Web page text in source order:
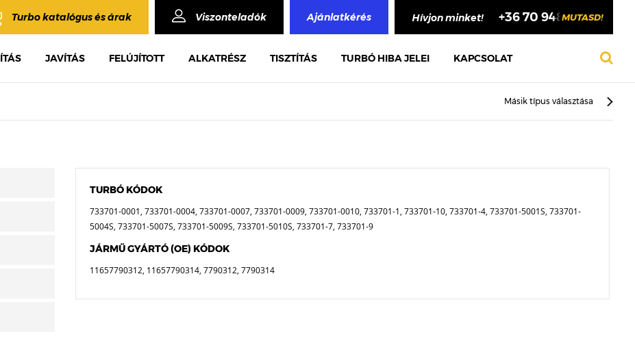
Turbo katalógus és árak Viszonteladók Ajánlatkérés Hívjon minket! +36 70 948 4748
MUTASD!
JAVÍTÁS FELÚJÍTOTT ALKATRÉSZ TISZTÍTÁS TURBÓ HIBA JELEI KAPCSOLAT
Másik típus választása
TURBÓ KÓDOK
733701-0001, 733701-0004, 733701-0007, 733701-0009, 733701-0010, 733701-1, 733701-10, 733701-4, 733701-5001S, 733701-
5004S, 733701-5007S, 733701-5009S, 733701-5010S, 733701-7, 733701-9
JÁRMŰ GYÁRTÓ (OE) KÓDOK
11657790312, 11657790314, 7790312, 7790314